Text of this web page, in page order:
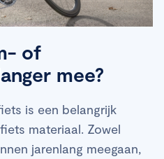
of
mee?
is een belangrijk
materiaal. Zowel
jarenlang meegaan,